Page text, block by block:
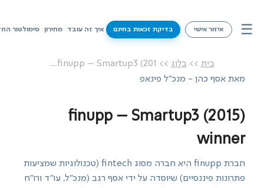
☰ איזור אישי בדיקת זכאות בחינם איך זה עובד מחירון סימולטור
מחירון
סימולטור החזרי מס
מידע על זכאויות
בית >> בלוג >> finupp – Smartup3 (201...
מאת אסף כהן - מנכ"ל פינאפ
finupp – Smartup3 (2015)
winner
חברת finupp היא חברה מסוג fintech (טכנולוגיות שמציעות
פתרונות פיננסיים) שיוסדה על ידי אסף רגב (מנכ"ל, עו"ד ורו"ח